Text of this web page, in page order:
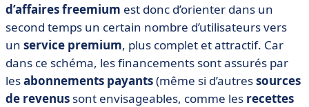
d’affaires freemium est donc d’orienter dans un
second temps un certain nombre d’utilisateurs vers
un service premium, plus complet et attractif. Car
dans ce schéma, les financements sont assurés par
lesabonnements payants(même si d’autressources
de revenus sont envisageables, comme les recettes